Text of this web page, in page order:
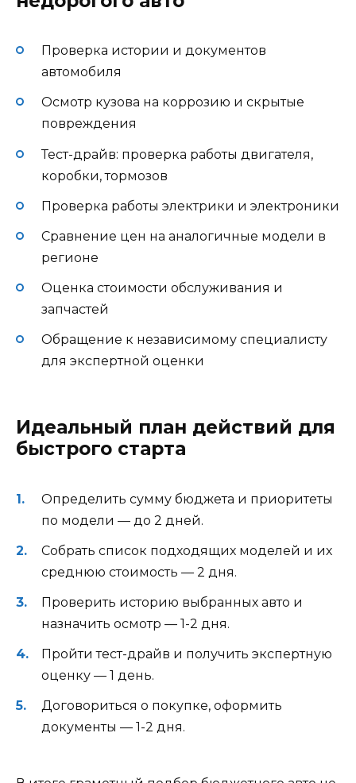
Проверка истории и документов
автомобиля
Осмотр кузова на коррозию и скрытые
повреждения
Тест-драйв: проверка работы двигателя,
коробки, тормозов
Проверка работы электрики и электроники
Сравнение цен на аналогичные модели в
регионе
Оценка стоимости обслуживания и
запчастей
Обращение к независимому специалисту
для экспертной оценки
Идеальный план действий для
быстрого старта
Определить сумму бюджета и приоритеты
по модели — до 2 дней.
Собрать список подходящих моделей и их
среднюю стоимость — 2 дня.
Проверить историю выбранных авто и
назначить осмотр — 1-2 дня.
Пройти тест-драйв и получить экспертную
оценку — 1 день.
Договориться о покупке, оформить
документы — 1-2 дня.